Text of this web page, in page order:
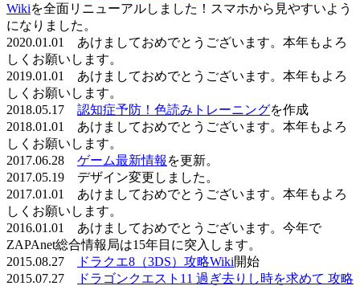
Wikiを全面リニューアルしました！スマホから見やすいよう
になりました。
2020.01.01 あけましておめでとうございます。本年もよろ
しくお願いします。
2019.01.01 あけましておめでとうございます。本年もよろ
しくお願いします。
2018.05.17 認知症予防！色読みトレーニングを作成
2018.01.01 あけましておめでとうございます。本年もよろ
しくお願いします。
2017.06.28 ゲーム最新情報 を更新。
2017.05.19 デザイン変更しました。
2017.01.01 あけましておめでとうございます。本年もよろ
しくお願いします。
2016.01.01 あけましておめでとうございます。今年で
ZAPAnet総合情報局は15年目に突入します。
2015.08.27
ドラクエ8（3DS）攻略Wiki開始
2015.07.27
ドラゴンクエスト11 過ぎ去りし時を求めて 攻略